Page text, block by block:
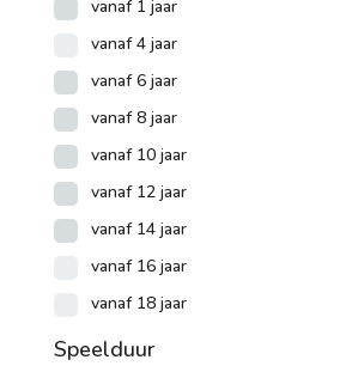
vanaf 1 jaar
vanaf 4 jaar
vanaf 6 jaar
vanaf 8 jaar
vanaf 10 jaar
vanaf 12 jaar
vanaf 14 jaar
vanaf 16 jaar
vanaf 18 jaar
Speelduur